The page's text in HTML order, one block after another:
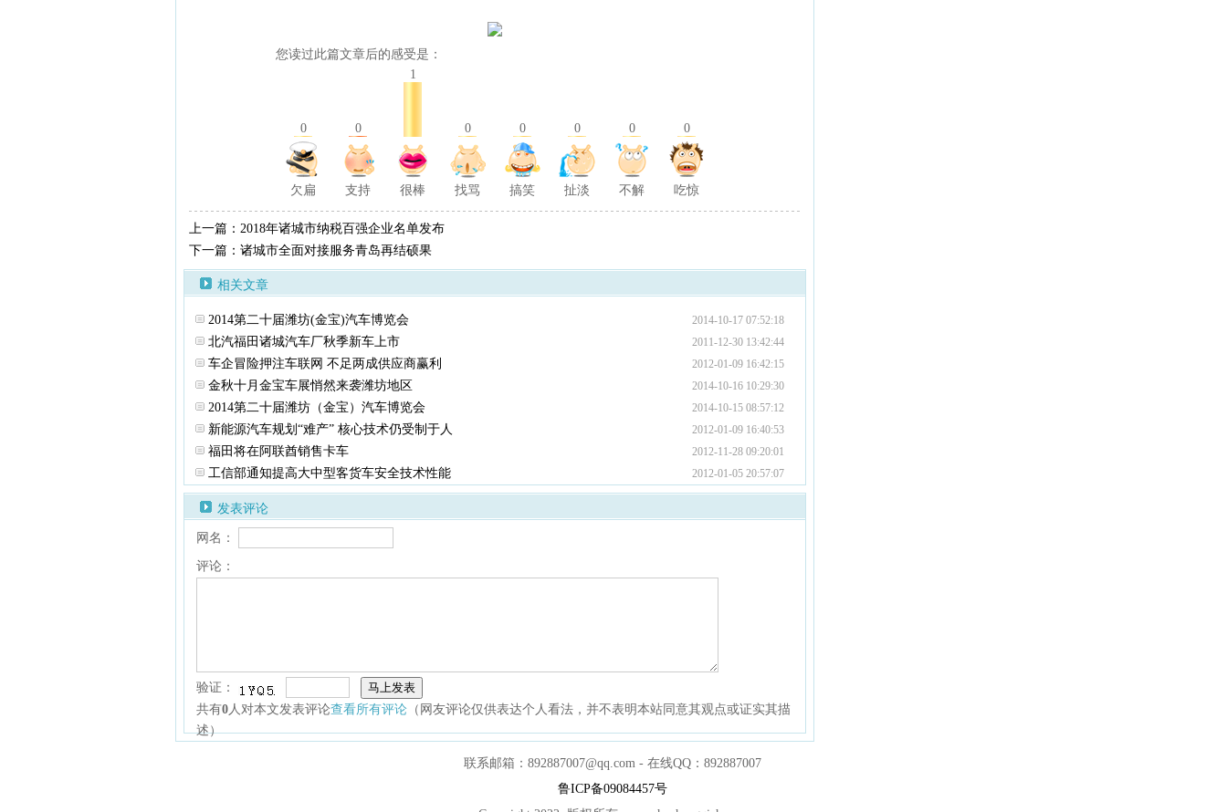
您读过此篇文章后的感受是：
0 0
1
0 0 0 0 0
欠扁 支持 很棒 找骂 搞笑 扯淡 不解 吃惊
上一篇：2018年诸城市纳税百强企业名单发布
下一篇：诸城市全面对接服务青岛再结硕果
相关文章
2014第二十届潍坊(金宝)汽车博览会 2014-10-17 07:52:18
北汽福田诸城汽车厂秋季新车上市 2011-12-30 13:42:44
车企冒险押注车联网 不足两成供应商赢利 2012-01-09 16:42:15
金秋十月金宝车展悄然来袭潍坊地区 2014-10-16 10:29:30
2014第二十届潍坊（金宝）汽车博览会 2014-10-15 08:57:12
新能源汽车规划“难产” 核心技术仍受制于人 2012-01-09 16:40:53
福田将在阿联酋销售卡车 2012-11-28 09:20:01
工信部通知提高大中型客货车安全技术性能 2012-01-05 20:57:07
发表评论
网名：
评论：
验证：
共有0人对本文发表评论查看所有评论 （网友评论仅供表达个人看法，并不表明本站同意其观点或证实其描
述）
联系邮箱：892887007@qq.com - 在线QQ：892887007
鲁ICP备09084457号